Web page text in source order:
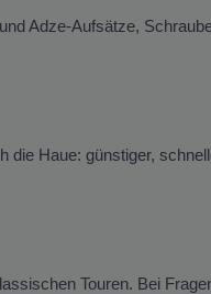
Adze-Aufsätze,
die Haue: günstiger,
Touren. Bei